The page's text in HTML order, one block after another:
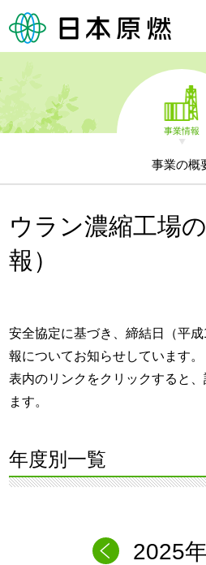
事業情報
事業の概
ウラン濃縮工場
報）
安全協定に基づき、締結日（平
報についてお知らせしています。
表内のリンクをクリックすると
ます。
年度別一覧
2025